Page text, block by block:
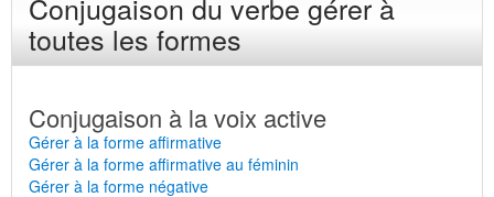
toutes les formes
Conjugaison à la voix active
Gérer à la forme affirmative
Gérer à la forme affirmative au féminin
Gérer à la forme négative